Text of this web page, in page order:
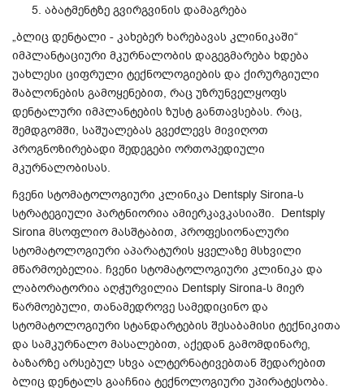
აბატმენტზე გვირგვინის დამაგრება
„ბლიც დენტალი - კახებერ ხარებავას კლინიკაში“
იმპლანტაციური მკურნალობის დაგეგმარება ხდება
უახლესი ციფრული ტექნოლოგიების და ქირურგიული
შაბლონების გამოყენებით, რაც უზრუნველყოფს
დენტალური იმპლანტების ზუსტ განთავსებას. რაც,
შემდგომში, საშუალებას გვეძლევს მივიღოთ
პროგნოზირებადი შედეგები ორთოპედიული
მკურნალობისას.
ჩვენი სტომატოლოგიური კლინიკა Dentsply Sirona-ს
სტრატეგიული პარტნიორია ამიერკავკასიაში. Dentsply
Sirona მსოფლიო მასშტაბით, პროფესიონალური
სტომატოლოგიური აპარატურის ყველაზე მსხვილი
მწარმოებელია. ჩვენი სტომატოლოგიური კლინიკა და
ლაბორატორია აღჭურვილია Dentsply Sirona-ს მიერ
წარმოებული, თანამედროვე სამედიცინო და
სტომატოლოგიური სტანდარტების შესაბამისი ტექნიკითა
და სამკურნალო მასალებით, აქედან გამომდინარე,
ბაზარზე არსებულ სხვა ალტერნატივებთან შედარებით
ბლიც დენტალს გააჩნია ტექნოლოგიური უპირატესობა.